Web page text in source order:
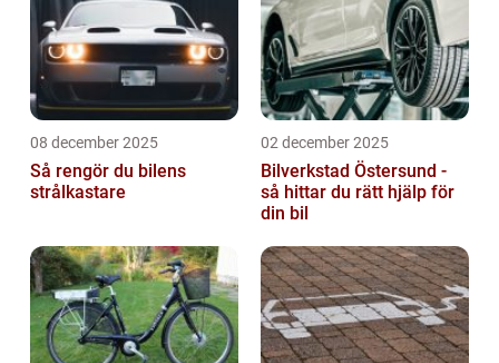
08 december 2025
Så rengör du bilens
strålkastare
02 december 2025
Bilverkstad Östersund -
så hittar du rätt hjälp för
din bil